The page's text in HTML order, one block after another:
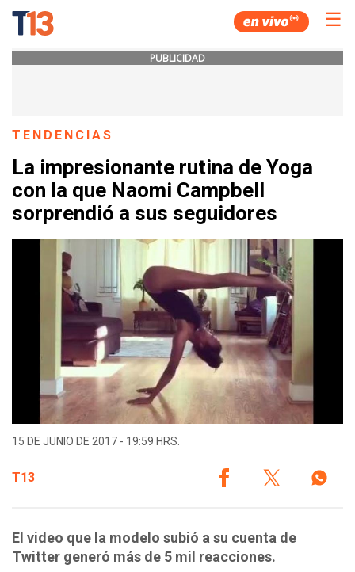
☰
PUBLICIDAD
TENDENCIAS
La impresionante rutina de Yoga
con la que Naomi Campbell
sorprendió a sus seguidores
15 DE JUNIO DE 2017 - 19:59 HRS.
T13
El video que la modelo subió a su cuenta de
Twitter generó más de 5 mil reacciones.